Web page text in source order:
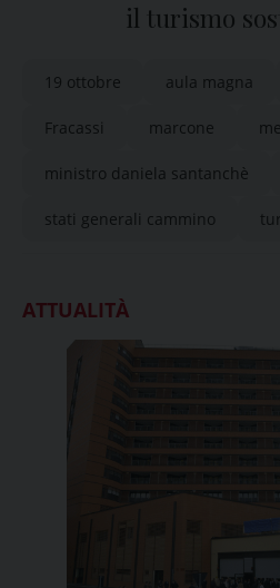
il turismo
19 ottobre aula magna
Fracassi marcone
ministro daniela santanchè
stati generali cammino
ATTUALITÀ